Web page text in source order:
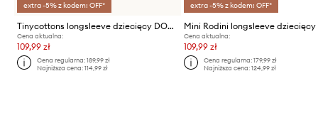
extra -5% z kodem: OFF*
Tinycottons longsleeve dziecięcy DOGS RIB MOCKNECK
Cena aktualna:
109,99 zł
Cena regularna:189,99 zł
Najniższa cena:114,99 zł
extra -5% z kodem: OFF*
Cena aktualna:
109,99 zł
Cena regularna: 179,99 zł
Najniższa cena: 124,99 zł